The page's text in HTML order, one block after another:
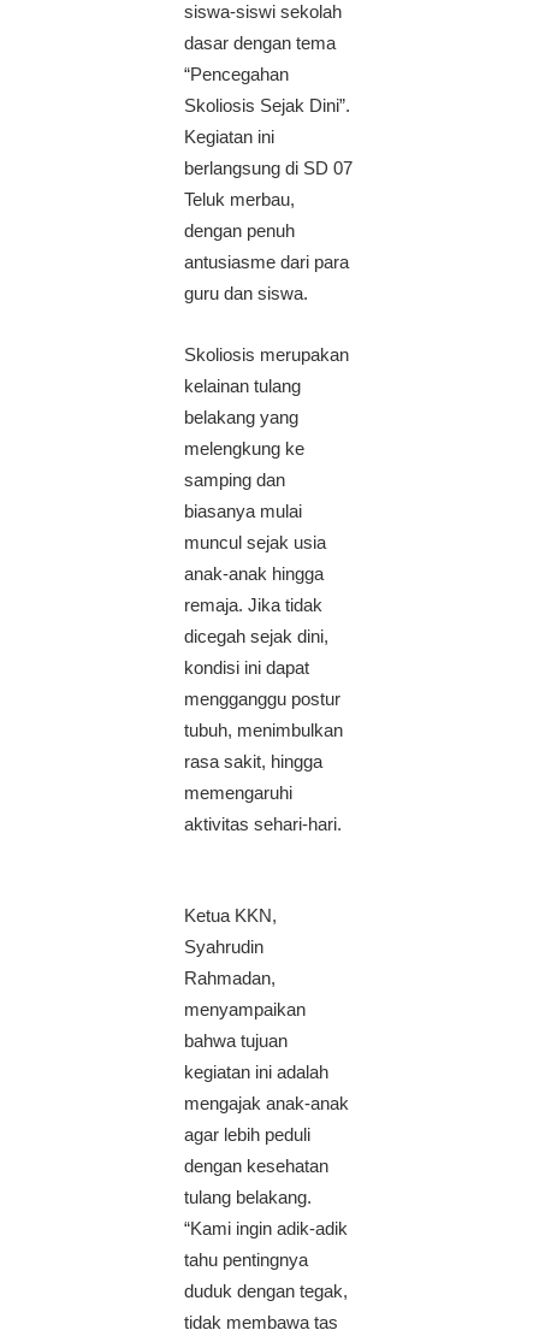
siswa-siswi sekolah
dasar dengan tema
“Pencegahan
Skoliosis Sejak Dini”.
Kegiatan ini
berlangsung di SD 07
Teluk merbau,
dengan penuh
antusiasme dari para
guru dan siswa.
Skoliosis merupakan
kelainan tulang
belakang yang
melengkung ke
samping dan
biasanya mulai
muncul sejak usia
anak-anak hingga
remaja. Jika tidak
dicegah sejak dini,
kondisi ini dapat
mengganggu postur
tubuh, menimbulkan
rasa sakit, hingga
memengaruhi
aktivitas sehari-hari.
Ketua KKN,
Syahrudin
Rahmadan,
menyampaikan
bahwa tujuan
kegiatan ini adalah
mengajak anak-anak
agar lebih peduli
dengan kesehatan
tulang belakang.
“Kami ingin adik-adik
tahu pentingnya
duduk dengan tegak,
tidak membawa tas